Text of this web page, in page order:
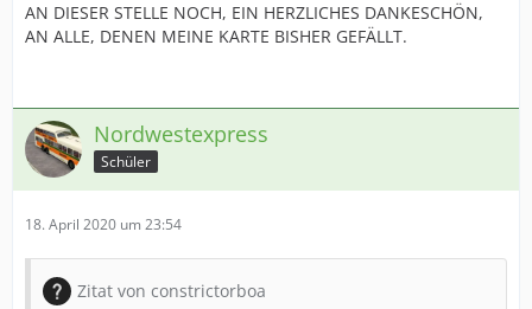
AN DIESER STELLE NOCH, EIN HERZLICHES DANKESCHÖN,
AN ALLE, DENEN MEINE KARTE BISHER GEFÄLLT.
Nordwestexpress
Schüler
18. April 2020 um 23:54
Zitat von constrictorboa